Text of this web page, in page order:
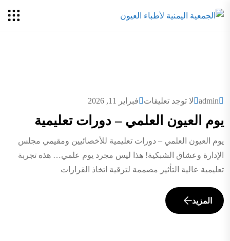
admin لا توجد تعليقات فبراير 11, 2026
يوم العيون العلمي – دورات تعليمية
يوم العيون العلمي – دورات تعليمية للأخصائيين ومقيمي مجلس
الإدارة وعشاق الشبكية! هذا ليس مجرد يوم علمي… هذه تجربة
تعليمية عالية التأثير مصممة لترقية اتخاذ القرارات
المزيد